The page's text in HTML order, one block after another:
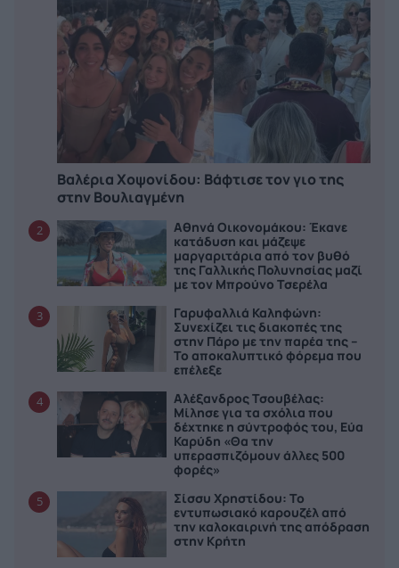
Βαλέρια Χοψονίδου: Bάφτισε τον γιο της
στην Βουλιαγμένη
2
Αθηνά Οικονομάκου: Έκανε
κατάδυση και μάζεψε
μαργαριτάρια από τον βυθό
της Γαλλικής Πολυνησίας μαζί
με τον Μπρούνο Τσερέλα
3
Γαρυφαλλιά Καληφώνη:
Συνεχίζει τις διακοπές της
στην Πάρο με την παρέα της –
Το αποκαλυπτικό φόρεμα που
επέλεξε
4
Αλέξανδρος Τσουβέλας:
Μίλησε για τα σχόλια που
δέχτηκε η σύντροφός του, Εύα
Καρύδη «Θα την
υπερασπιζόμουν άλλες 500
φορές»
5
Σίσσυ Χρηστίδου: Το
εντυπωσιακό καρουζέλ από
την καλοκαιρινή της απόδραση
στην Κρήτη